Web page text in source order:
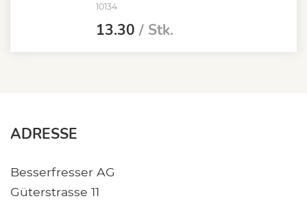
10134
13.30 / Stk.
ADRESSE
Besserfresser AG
Güterstrasse 11